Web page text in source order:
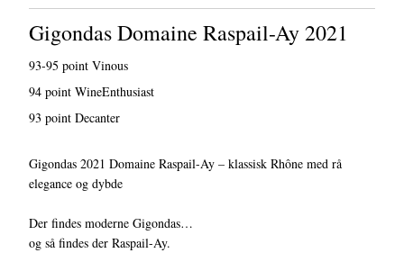
Gigondas Domaine Raspail-Ay 2021
93-95 point Vinous
94 point WineEnthusiast
93 point Decanter
Gigondas 2021 Domaine Raspail-Ay – klassisk Rhône med rå
elegance og dybde
Der findes moderne Gigondas…
og så findes der Raspail-Ay.